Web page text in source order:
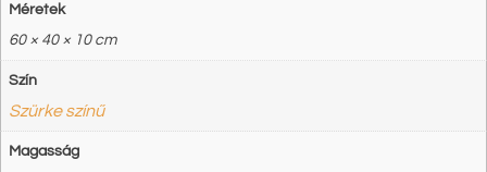
Méretek
60 × 40 × 10 cm
Szín
Szürke színű
Magasság